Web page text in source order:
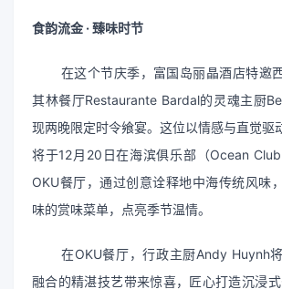
食韵流金 · 臻味时节
在这个节庆季，富国岛丽晶酒店特邀
其林餐厅Restaurante Bardal的灵魂主厨
现两晚限定时令飨宴。这位以情感与直觉驱
将于12月20日在海滨俱乐部（Ocean
OKU餐厅，通过创意诠释地中海传统风味
味的赏味菜单，点亮季节温情。
在OKU餐厅，行政主厨Andy Huynh
融合的精湛技艺带来惊喜，匠心打造沉浸式